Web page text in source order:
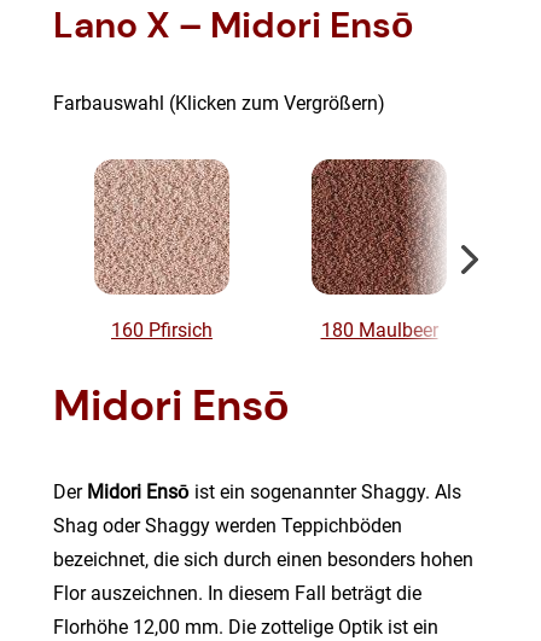
Lano X – Midori Ensō
Farbauswahl (Klicken zum Vergrößern)
160 Pfirsich 180 Maulbeer
Midori Ensō
Der Midori Ensō ist ein sogenannter Shaggy. Als
Shag oder Shaggy werden Teppichböden
bezeichnet, die sich durch einen besonders hohen
Flor auszeichnen. In diesem Fall beträgt die
Florhöhe 12,00 mm. Die zottelige Optik ist ein